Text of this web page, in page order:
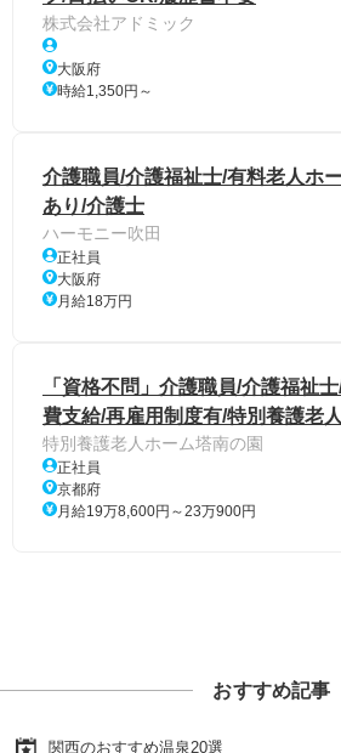
株式会社アドミック
大阪府
時給1,350円～
介護職員/介護福祉士/有料老人ホ
あり/介護士
ハーモニー吹田
正社員
大阪府
月給18万円
「資格不問」介護職員/介護福祉
費支給/再雇用制度有/特別養護老
特別養護老人ホーム塔南の園
正社員
京都府
月給19万8,600円～23万900円
おすすめ記事
関西のおすすめ温泉20選